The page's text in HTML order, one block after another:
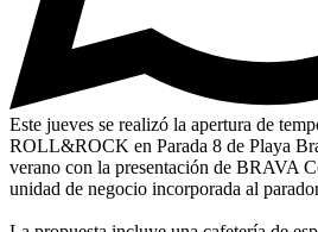
Este jueves se realizó la apertura de
ROLL&ROCK en Parada 8 de Playa
verano con la presentación de BRAVA
unidad de negocio incorporada al